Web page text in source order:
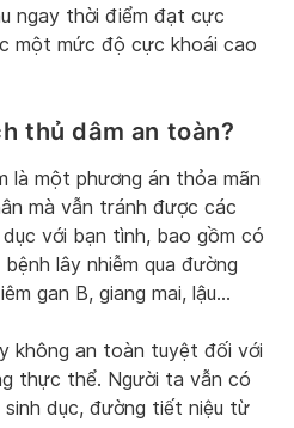
ngay thời điểm đạt cực
một mức độ cực khoái cao
thủ dâm an toàn?
là một phương án thỏa mãn
mà vẫn tránh được các
với bạn tình, bao gồm có
lây nhiễm qua đường
gan B, giang mai, lậu…
không an toàn tuyệt đối với
thực thể. Người ta vẫn có
dục, đường tiết niệu từ